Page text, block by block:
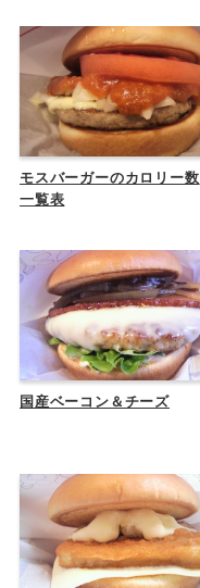
モスバーガーのカロリー数
一覧表
国産ベーコン＆チーズ